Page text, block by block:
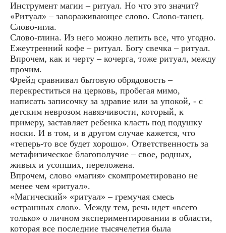
Инструмент магии – ритуал. Но что это значит?
«Ритуал» – завораживающее слово. Слово-танец.
Слово-игла.
Слово-глина. Из него можно лепить все, что угодно.
Ежеутренний кофе – ритуал. Богу свечка – ритуал.
Впрочем, как и черту – кочерга, тоже ритуал, между
прочим.
Фрейд сравнивал бытовую обрядовость –
перекреститься на церковь, пробегая мимо,
написать записочку за здравие или за упокой, - с
детским неврозом навязчивости, который, к
примеру, заставляет ребенка класть под подушку
носки. И в том, и в другом случае кажется, что
«теперь-то все будет хорошо». Ответственность за
метафизическое благополучие – свое, родных,
живых и усопших, переложена.
Впрочем, слово «магия» скомпрометировано не
менее чем «ритуал».
«Магический» «ритуал» – гремучая смесь
«страшных слов». Между тем, речь идет «всего
только» о личном экспериментировании в области,
которая все последние тысячелетия была